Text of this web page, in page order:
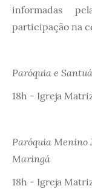
informadas
participação na
Paróquia e
18h - Igreja
Paróquia Menino
Maringá
18h - Igreja